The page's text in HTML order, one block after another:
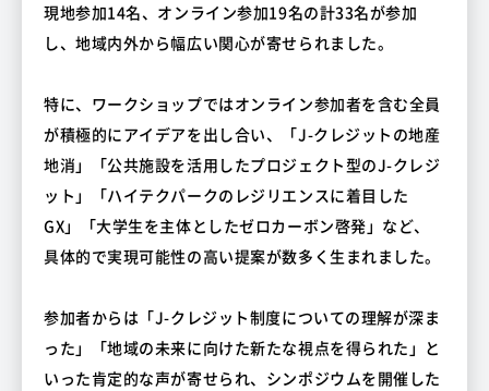
現地参加14名、オンライン参加19名の計33名が参加
し、地域内外から幅広い関心が寄せられました。
特に、ワークショップではオンライン参加者を含む全員
が積極的にアイデアを出し合い、「J-クレジットの地産
地消」「公共施設を活用したプロジェクト型のJ-クレジ
ット」「ハイテクパークのレジリエンスに着目した
GX」「大学生を主体としたゼロカーボン啓発」など、
具体的で実現可能性の高い提案が数多く生まれました。
参加者からは「J-クレジット制度についての理解が深ま
った」「地域の未来に向けた新たな視点を得られた」と
いった肯定的な声が寄せられ、シンポジウムを開催した